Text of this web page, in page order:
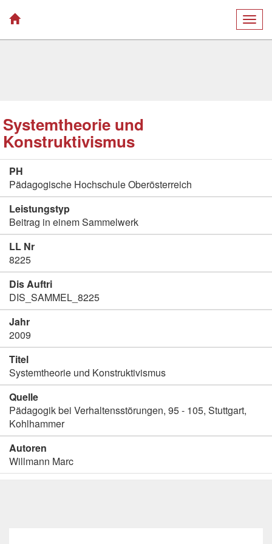
Systemtheorie und
Konstruktivismus
PH
Pädagogische Hochschule Oberösterreich
Leistungstyp
Beitrag in einem Sammelwerk
LL Nr
8225
Dis Auftri
DIS_SAMMEL_8225
Jahr
2009
Titel
Systemtheorie und Konstruktivismus
Quelle
Pädagogik bei Verhaltensstörungen, 95 - 105, Stuttgart,
Kohlhammer
Autoren
Willmann Marc